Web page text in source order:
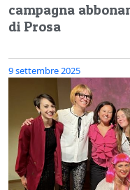
campagna
di Prosa
9 settembre 2025